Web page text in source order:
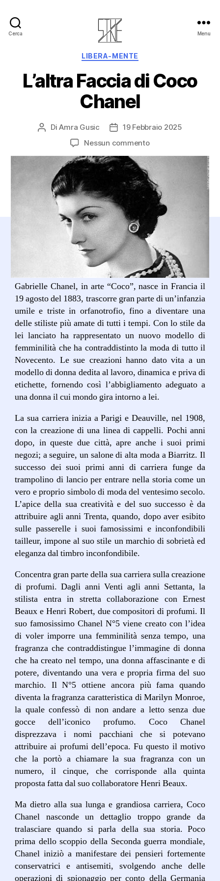
Cerca Menu
LIBERA-MENTE
L’altra Faccia di Coco
Chanel
DiAmra Gusic
19 Febbraio 2025
Nessun commento
Gabrielle Chanel, in arte “Coco”, nasce in Francia il
19 agosto del 1883, trascorre gran parte di un’infanzia
umile e triste in orfanotrofio, fino a diventare una
delle stiliste più amate di tutti i tempi. Con lo stile da
lei lanciato ha rappresentato un nuovo modello di
femminilità che ha contraddistinto la moda di tutto il
Novecento. Le sue creazioni hanno dato vita a un
modello di donna dedita al lavoro, dinamica e priva di
etichette, fornendo così l’abbigliamento adeguato a
una donna il cui mondo gira intorno a lei.
La sua carriera inizia a Parigi e Deauville, nel 1908,
con la creazione di una linea di cappelli. Pochi anni
dopo, in queste due città, apre anche i suoi primi
negozi; a seguire, un salone di alta moda a Biarritz. Il
successo dei suoi primi anni di carriera funge da
trampolino di lancio per entrare nella storia come un
vero e proprio simbolo di moda del ventesimo secolo.
L’apice della sua creatività e del suo successo è da
attribuire agli anni Trenta, quando, dopo aver esibito
sulle passerelle i suoi famosissimi e inconfondibili
tailleur, impone al suo stile un marchio di sobrietà ed
eleganza dal timbro inconfondibile.
Concentra gran parte della sua carriera sulla creazione
di profumi. Dagli anni Venti agli anni Settanta, la
stilista entra in stretta collaborazione con Ernest
Beaux e Henri Robert, due compositori di profumi. Il
suo famosissimo Chanel N°5 viene creato con l’idea
di voler imporre una femminilità senza tempo, una
fragranza che contraddistingue l’immagine di donna
che ha creato nel tempo, una donna affascinante e di
potere, diventando una vera e propria firma del suo
marchio. Il N°5 ottiene ancora più fama quando
diventa la fragranza caratteristica di Marilyn Monroe,
la quale confessò di non andare a letto senza due
gocce dell’iconico profumo. Coco Chanel
disprezzava i nomi pacchiani che si potevano
attribuire ai profumi dell’epoca. Fu questo il motivo
che la portò a chiamare la sua fragranza con un
numero, il cinque, che corrisponde alla quinta
proposta fatta dal suo collaboratore Henri Beaux.
Ma dietro alla sua lunga e grandiosa carriera, Coco
Chanel nasconde un dettaglio troppo grande da
tralasciare quando si parla della sua storia. Poco
prima dello scoppio della Seconda guerra mondiale,
Chanel iniziò a manifestare dei pensieri fortemente
conservatrici e antisemiti, svolgendo anche delle
operazioni di spionaggio per conto della Germania